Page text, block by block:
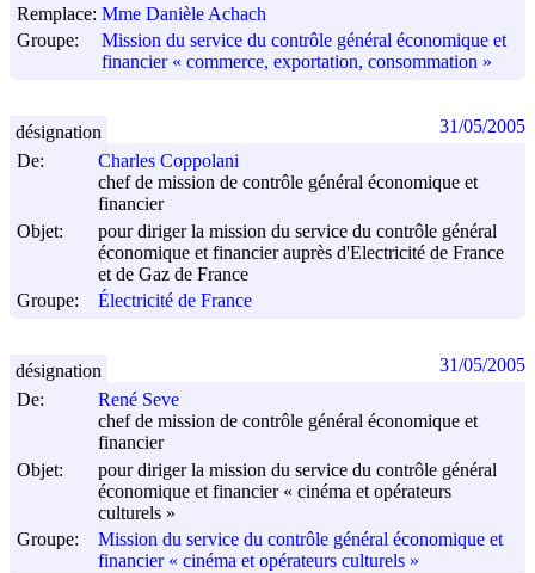
Remplace: Mme Danièle Achach
Groupe:
Mission du service du contrôle général économique et
financier « commerce, exportation, consommation »
De:
Charles Coppolani
chef de mission de contrôle général économique et
financier
Objet:
pour diriger la mission du service du contrôle général
économique et financier auprès d'Electricité de France
et de Gaz de France
Groupe:
Électricité de France
désignation 31/05/2005
De:
René Seve
chef de mission de contrôle général économique et
financier
Objet:
pour diriger la mission du service du contrôle général
économique et financier « cinéma et opérateurs
culturels »
Groupe:
Mission du service du contrôle général économique et
financier « cinéma et opérateurs culturels »
désignation 31/05/2005